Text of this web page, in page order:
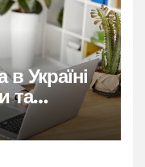
в Україні
та